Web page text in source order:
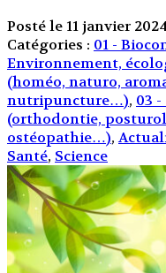
Posté le 11 janvier 2024
Catégories : 01 -
Environnement,
(homéo, naturo,
nutripuncture…), 03
(orthodontie,
ostéopathie…),
Santé, Science